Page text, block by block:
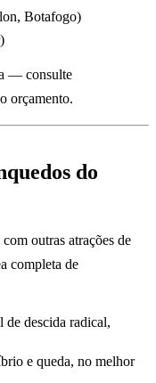
Botafogo)
— consulte
orçamento.
do
outras atrações de
completa de
descida radical,
e queda, no melhor